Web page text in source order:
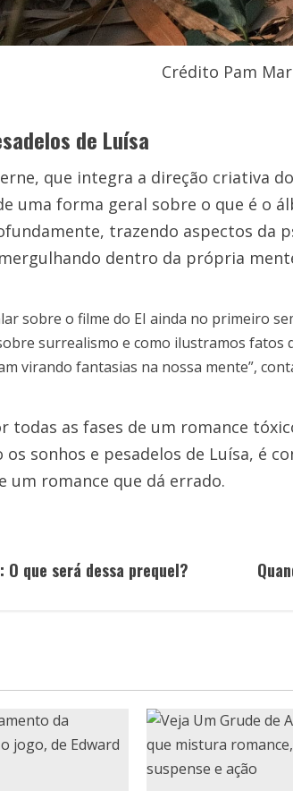
Crédito Pam
de Luísa
que integra a direção criativa
uma forma geral sobre o que é o
trazendo aspectos da
dentro da própria
sobre o filme do EI ainda no primeiro
surrealismo e como ilustramos fatos
virando fantasias na nossa mente”,
todas as fases de um romance
os sonhos e pesadelos de Luísa, é
um romance que dá errado.
que será dessa prequel?